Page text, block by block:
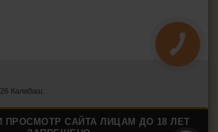
Калабаш.
ПРОСМОТР САЙТА ЛИЦАМ ДО 18 ЛЕТ
КНОПКА
ЗВ'ЯЗКУ